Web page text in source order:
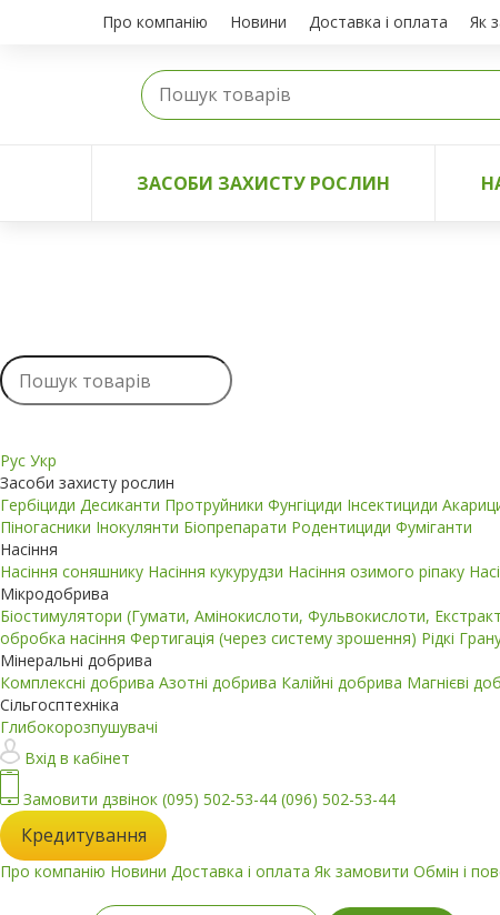
Про компанію Новини Доставка і оплата Як
ЗАСОБИ ЗАХИСТУ РОСЛИН
Рус Укр
Засоби захисту рослин
Гербіциди Десиканти Протруйники Фунгіциди Інсектициди
Піногасники Інокулянти Біопрепарати Родентициди Фуміганти
Насіння
Насіння соняшнику Насіння кукурудзи Насіння озимого ріпаку
Мікродобрива
Біостимулятори (Гумати, Амінокислоти, Фульвокислоти,
обробка насіння Фертигація (через систему зрошення) Рідкі
Мінеральні добрива
Комплексні добрива Азотні добрива Калійні добрива Магнієві
Сільгосптехніка
Глибокорозпушувачі
Вхід в кабінет
Замовити дзвінок (095) 502-53-44 (096) 502-53-44
Кредитування
Про компанію Новини Доставка і оплата Як замовити Обмін і